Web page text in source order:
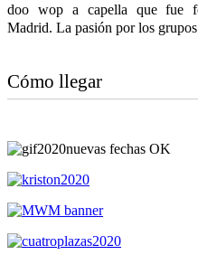
doo wop a capella que fue
Madrid. La pasión por los
Cómo llegar